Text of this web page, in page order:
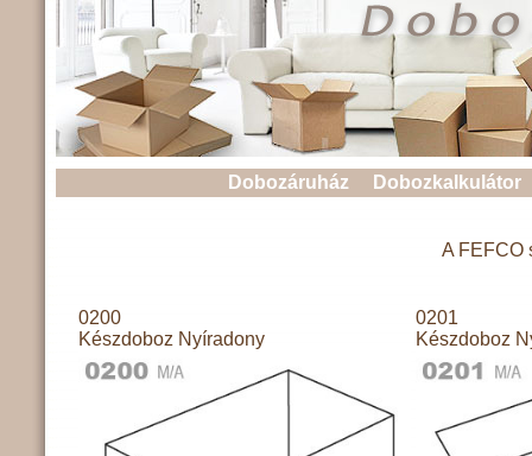
Dobozáruház Dobozkalkulátor
A FEFCO
0200
Készdoboz Nyíradony
0201
Készdoboz